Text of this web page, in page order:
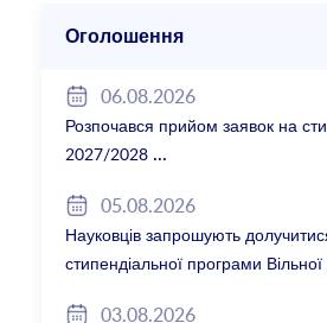
Оголошення
06.08.2026
Розпочався прийом заявок на
2027/2028
05.08.2026
Науковців запрошують
стипендіальної програми
03.08.2026